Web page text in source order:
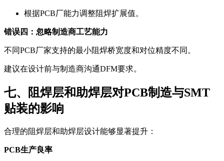
根据PCB厂能力调整阻焊扩展值。
错误四：忽略制造商工艺能力
不同PCB厂家支持的最小阻焊桥宽度和对位精度不同。
建议在设计前与制造商沟通DFM要求。
七、阻焊层和助焊层对PCB制造与SMT
贴装的影响
合理的阻焊层和助焊层设计能够显著提升：
PCB生产良率